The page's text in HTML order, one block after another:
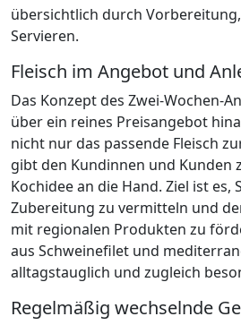
übersichtlich durch
Servieren.
Fleisch im Angebot und
Das Konzept des Zwei-Wochen-
über ein reines Preisangebot
nicht nur das passende Fleisch
gibt den Kundinnen und Kunden
Kochidee an die Hand. Ziel ist es,
Zubereitung zu vermitteln und
mit regionalen Produkten zu
aus Schweinefilet und
alltagstauglich und zugleich
Regelmäßig wechselnde